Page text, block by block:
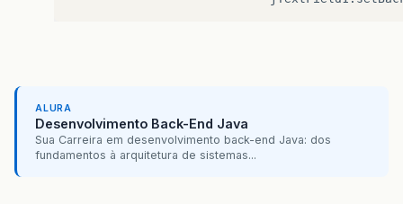
ALURA
Desenvolvimento Back-End Java
Sua Carreira em desenvolvimento back-end Java: dos
fundamentos à arquitetura de sistemas...